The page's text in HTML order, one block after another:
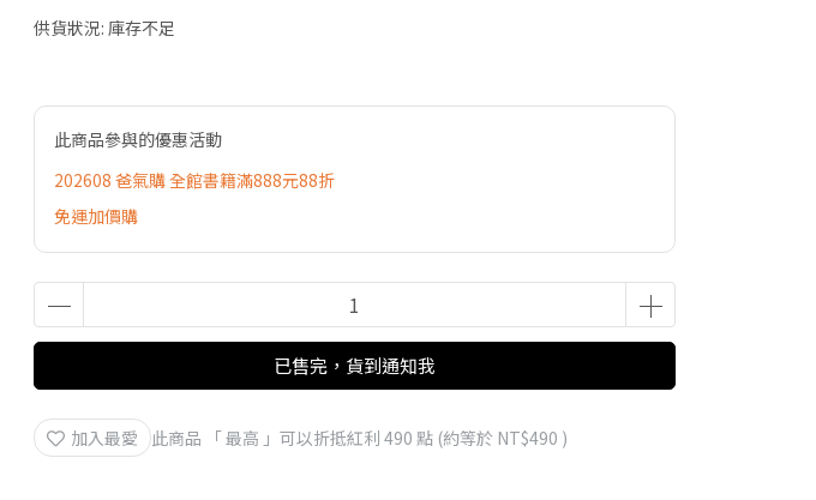
供貨狀況: 庫存不足
此商品參與的優惠活動
202608 爸氣購 全館書籍滿888元88折
免運加價購
已售完，貨到通知我
加入最愛 此商品 「 最高 」可以折抵紅利 490 點 (約等於 NT$490 )